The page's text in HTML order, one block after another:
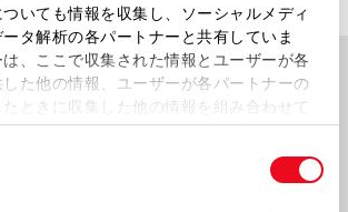
いても情報を収集し、ソーシャルメディ
タ解析の各パートナーと共有していま
、ここで収集された情報とユーザーが各
た他の情報、ユーザーが各パートナーの
ときに収集した他の情報を組み合わせて
ます。当ウェブサイトの使用を続行する
PICK UP